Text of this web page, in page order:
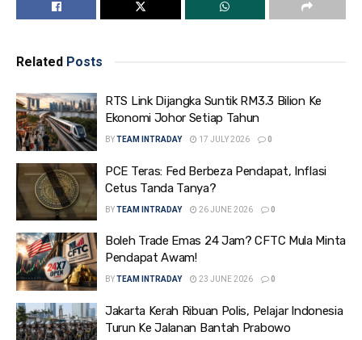
Related Posts
RTS Link Dijangka Suntik RM3.3 Bilion Ke
Ekonomi Johor Setiap Tahun
BY TEAM INTRADAY 17 JULY 2026 0
PCE Teras: Fed Berbeza Pendapat, Inflasi
Cetus Tanda Tanya?
BYTEAM INTRADAY 26 JUNE 2026 0
Boleh Trade Emas 24 Jam? CFTC Mula Minta
Pendapat Awam!
BY TEAM INTRADAY 23 JUNE 2026 0
Jakarta Kerah Ribuan Polis, Pelajar Indonesia
Turun Ke Jalanan Bantah Prabowo